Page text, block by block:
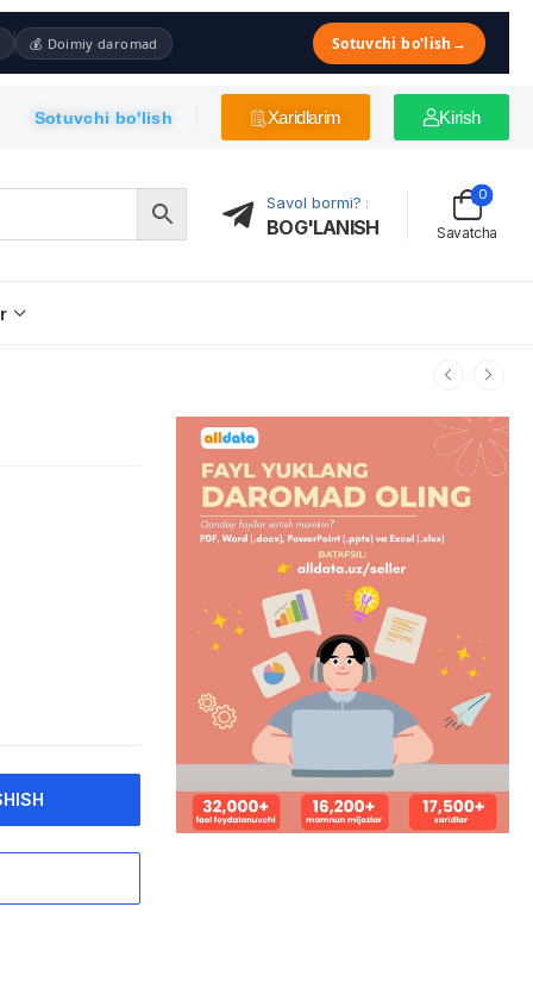
💰 Doimiy daromad Sotuvchi bo'lish →
Sotuvchi bo'lish Xaridlarim Kirish
Savol bormi? :
BOG'LANISH Savatcha
0